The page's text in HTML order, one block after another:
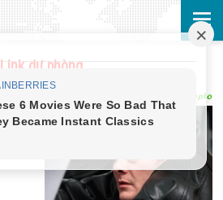
Link dự phòng